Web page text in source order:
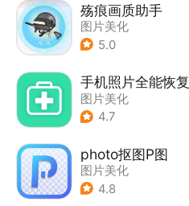
殇痕画质助手
图片美化
5.0
手机照片全能恢复
图片美化
4.7
photo抠图P图
图片美化
4.8